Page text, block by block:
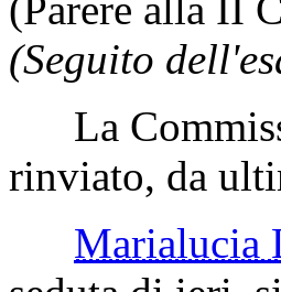
(Seguito
La
rinviato, da
Marialucia